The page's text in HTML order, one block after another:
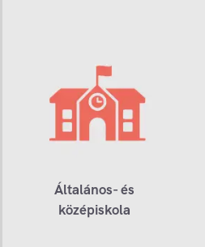
Általános- és
középiskola